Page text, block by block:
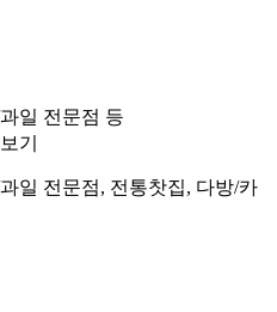
일 전문점 등
기
일 전문점, 전통찻집, 다방/카